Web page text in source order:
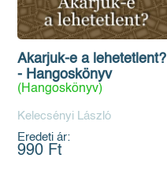
Akarjuk-e a lehetetlent?
- Hangoskönyv
(Hangoskönyv)
Kelecsényi László
Eredeti ár:
990 Ft